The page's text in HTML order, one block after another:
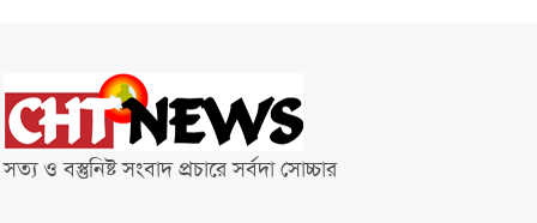
সত্য ও বস্তুনিষ্ট সংবাদ প্রচারে সর্বদা সোচ্চার